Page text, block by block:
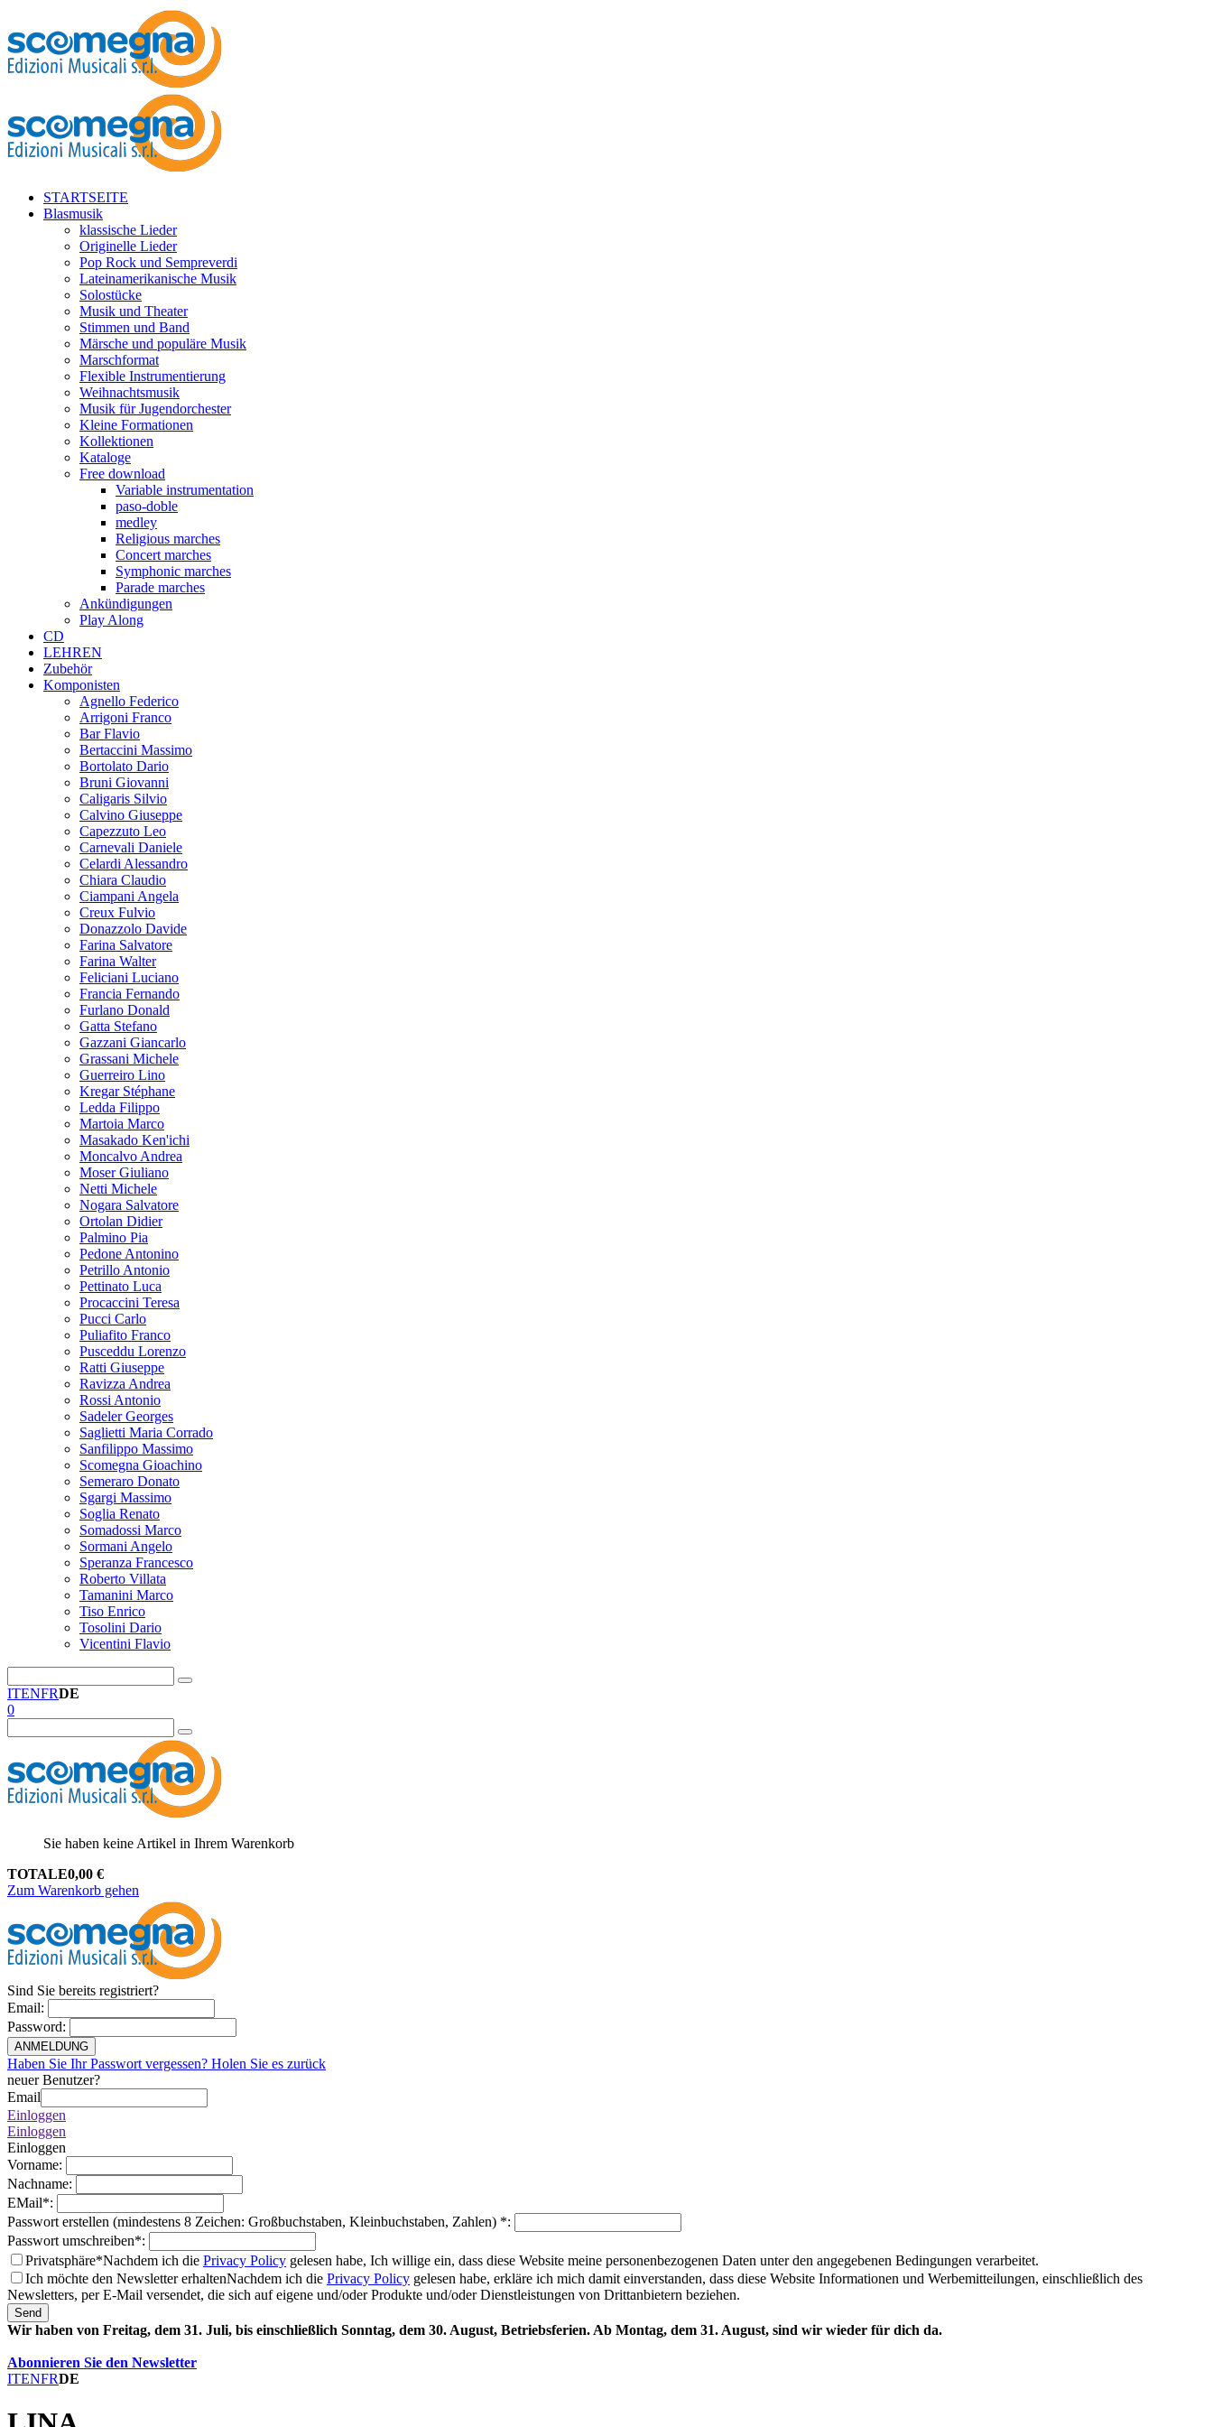
STARTSEITE
Blasmusik
klassische Lieder
Originelle Lieder
Pop Rock und Sempreverdi
Lateinamerikanische Musik
Solostücke
Musik und Theater
Stimmen und Band
Märsche und populäre Musik
Marschformat
Flexible Instrumentierung
Weihnachtsmusik
Musik für Jugendorchester
Kleine Formationen
Kollektionen
Kataloge
Free download
Variable instrumentation
paso-doble
medley
Religious marches
Concert marches
Symphonic marches
Parade marches
Ankündigungen
Play Along
CD
LEHREN
Zubehör
Komponisten
Agnello Federico
Arrigoni Franco
Bar Flavio
Bertaccini Massimo
Bortolato Dario
Bruni Giovanni
Caligaris Silvio
Calvino Giuseppe
Capezzuto Leo
Carnevali Daniele
Celardi Alessandro
Chiara Claudio
Ciampani Angela
Creux Fulvio
Donazzolo Davide
Farina Salvatore
Farina Walter
Feliciani Luciano
Francia Fernando
Furlano Donald
Gatta Stefano
Gazzani Giancarlo
Grassani Michele
Guerreiro Lino
Kregar Stéphane
Ledda Filippo
Martoia Marco
Masakado Ken'ichi
Moncalvo Andrea
Moser Giuliano
Netti Michele
Nogara Salvatore
Ortolan Didier
Palmino Pia
Pedone Antonino
Petrillo Antonio
Pettinato Luca
Procaccini Teresa
Pucci Carlo
Puliafito Franco
Pusceddu Lorenzo
Ratti Giuseppe
Ravizza Andrea
Rossi Antonio
Sadeler Georges
Saglietti Maria Corrado
Sanfilippo Massimo
Scomegna Gioachino
Semeraro Donato
Sgargi Massimo
Soglia Renato
Somadossi Marco
Sormani Angelo
Speranza Francesco
Roberto Villata
Tamanini Marco
Tiso Enrico
Tosolini Dario
Vicentini Flavio
ITENFRDE
0
Sie haben keine Artikel in Ihrem Warenkorb
TOTALE0,00 €
Zum Warenkorb gehen
Sind Sie bereits registriert?
Email:
Password:
ANMELDUNG
Haben Sie Ihr Passwort vergessen? Holen Sie es zurück
neuer Benutzer?
Email
Einloggen
Einloggen
Einloggen
Vorname:
Nachname:
EMail*:
Passwort erstellen (mindestens 8 Zeichen: Großbuchstaben, Kleinbuchstaben, Zahlen) *:
Passwort umschreiben*:
Privatsphäre*Nachdem ich die Privacy Policy gelesen habe, Ich willige ein, dass diese Website meine personenbezogenen Daten unter den angegebenen Bedingungen verarbeitet.
Ich möchte den Newsletter erhaltenNachdem ich die Privacy Policy gelesen habe, erkläre ich mich damit einverstanden, dass diese Website Informationen und Werbemitteilungen, einschließlich des
Newsletters, per E-Mail versendet, die sich auf eigene und/oder Produkte und/oder Dienstleistungen von Drittanbietern beziehen.
Send
Wir haben von Freitag, dem 31. Juli, bis einschließlich Sonntag, dem 30. August, Betriebsferien. Ab Montag, dem 31. August, sind wir wieder für dich da.
Abonnieren Sie den Newsletter
ITENFRDE